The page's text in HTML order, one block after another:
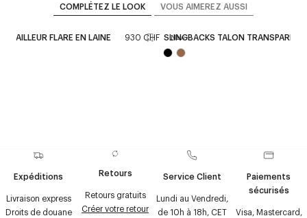
COMPLÉTEZ LE LOOK VOUS AIMEREZ AUSSI
TAILLEUR FLARE EN LAINE 930 CHF New
SLINGBACKS TALON
Expéditions
Livraison express
Droits de douane
Retours
Retours gratuits
Créer votre retour
Service Client
Lundi au Vendredi,
de 10h à 18h, CET
Paiements
sécurisés
Visa, Mastercard,